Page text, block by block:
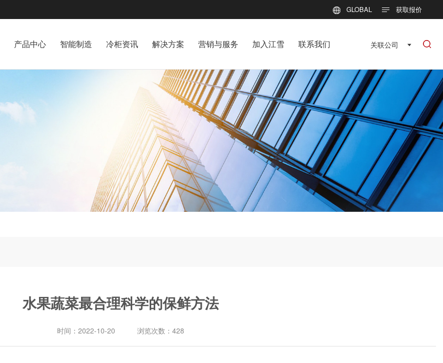
GLOBAL 获取报价
产品中心 智能制造 冷柜资讯 解决方案 营销与服务 加入江雪 联系我们 关联公司 
水果蔬菜最合理科学的保鲜方法
时间： 2022-10-20 浏览次数： 428